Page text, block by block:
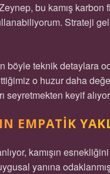
bu kamış karbon
Strateji
böyle teknik detaylara
o huzur daha
keyif
EMPATIK
kamışın
yanına